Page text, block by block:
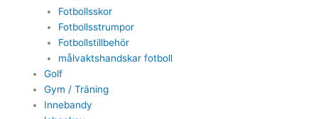
Fotbollsskor
Fotbollsstrumpor
Fotbollstillbehör
målvaktshandskar fotboll
Golf
Gym / Träning
Innebandy